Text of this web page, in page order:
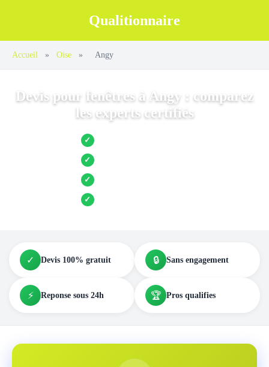
Qualitionnaire
Accueil » Oise » Angy
Devis pour fenêtres à Angy : comparez
les experts certifiés
✓ Jusqu’à 3 devis comparés
✓ Entreprises locales vérifiées
✓ Pose garantie
✓ Aides et primes incluses
✓ Devis 100% gratuit 🔒 Sans engagement
⚡ Reponse sous 24h 🏆 Pros qualifies